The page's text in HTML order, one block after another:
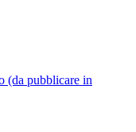
(da pubblicare in